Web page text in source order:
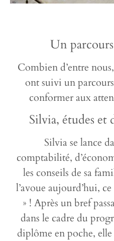
Un parcours
Combien d’entre
ont suivi un
conformer aux
Silvia, études et
Silvia se lance
comptabilité,
les conseils de sa
l’avoue aujourd’hui,
» ! Après un bref
dans le cadre du
diplôme en poche,